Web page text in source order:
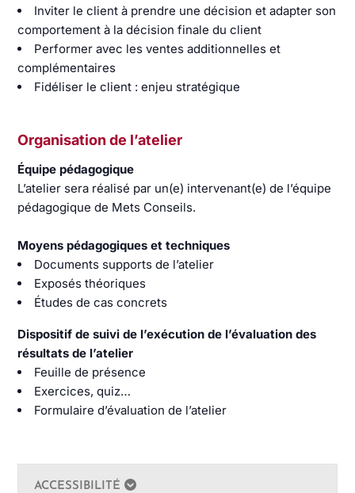
Inviter le client à prendre une décision et adapter son
comportement à la décision finale du client
Performer avec les ventes additionnelles et
complémentaires
Fidéliser le client : enjeu stratégique
Organisation de l’atelier
Équipe pédagogique
L’atelier sera réalisé par un(e) intervenant(e) de l’équipe
pédagogique de Mets Conseils.
Moyens pédagogiques et techniques
Documents supports de l’atelier
Exposés théoriques
Études de cas concrets
Dispositif de suivi de l’exécution de l’évaluation des
résultats de l’atelier
Feuille de présence
Exercices, quiz…
Formulaire d’évaluation de l’atelier
ACCESSIBILITÉ